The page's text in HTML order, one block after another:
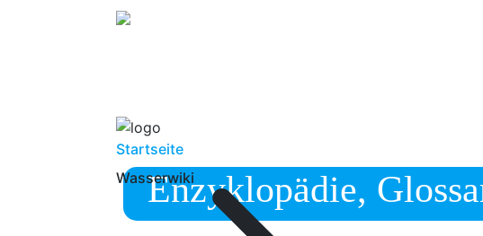
Startseite
Wasserwiki
Enzyklopädie,